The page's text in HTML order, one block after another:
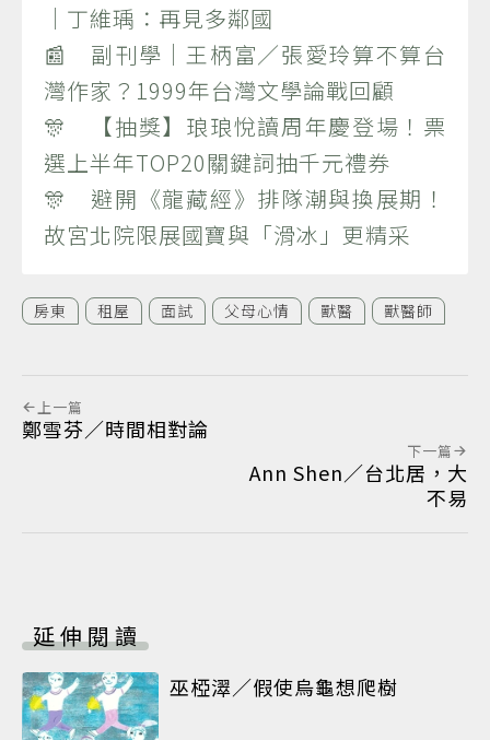
｜丁維瑀：再見多鄰國
📰 副刊學｜王柄富／張愛玲算不算台
灣作家？1999年台灣文學論戰回顧
🎊 【抽獎】琅琅悅讀周年慶登場！票
選上半年TOP20關鍵詞抽千元禮券
🎊 避開《龍藏經》排隊潮與換展期！
故宮北院限展國寶與「滑冰」更精采
房東 租屋 面試 父母心情 獸醫 獸醫師
上一篇
鄭雪芬／時間相對論
下一篇
Ann Shen／台北居，大
不易
延伸閱讀
巫椏濢／假使烏龜想爬樹